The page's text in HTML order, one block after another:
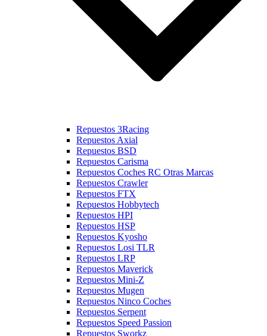
Repuestos 3Racing
Repuestos Axial
Repuestos BSD
Repuestos Carisma
Repuestos Coches RC Otras Marcas
Repuestos Crawler
Repuestos FTX
Repuestos Hobbytech
Repuestos HPI
Repuestos HSP
Repuestos Kyosho
Repuestos Losi TLR
Repuestos LRP
Repuestos Maverick
Repuestos Mini-Z
Repuestos Mugen
Repuestos Ninco Coches
Repuestos Serpent
Repuestos Speed Passion
Repuestos Sworkz